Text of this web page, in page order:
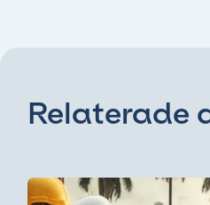
Relaterade